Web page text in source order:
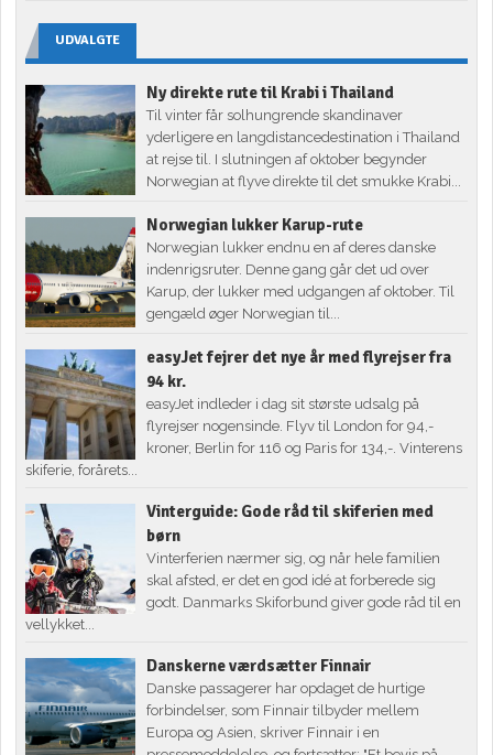
UDVALGTE
Ny direkte rute til Krabi i Thailand
Til vinter får solhungrende skandinaver
yderligere en langdistancedestination i Thailand
at rejse til. I slutningen af oktober begynder
Norwegian at flyve direkte til det smukke Krabi...
Norwegian lukker Karup-rute
Norwegian lukker endnu en af deres danske
indenrigsruter. Denne gang går det ud over
Karup, der lukker med udgangen af oktober. Til
gengæld øger Norwegian til...
easyJet fejrer det nye år med flyrejser fra
94 kr.
easyJet indleder i dag sit største udsalg på
flyrejser nogensinde. Flyv til London for 94,-
kroner, Berlin for 116 og Paris for 134,-. Vinterens
skiferie, forårets...
Vinterguide: Gode råd til skiferien med
børn
Vinterferien nærmer sig, og når hele familien
skal afsted, er det en god idé at forberede sig
godt. Danmarks Skiforbund giver gode råd til en
vellykket...
Danskerne værdsætter Finnair
Danske passagerer har opdaget de hurtige
forbindelser, som Finnair tilbyder mellem
Europa og Asien, skriver Finnair i en